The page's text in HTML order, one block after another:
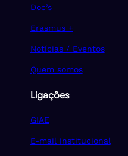
Doc’s
Erasmus +
Notícias / Eventos
Quem somos
Ligações
GIAE
E-mail institucional